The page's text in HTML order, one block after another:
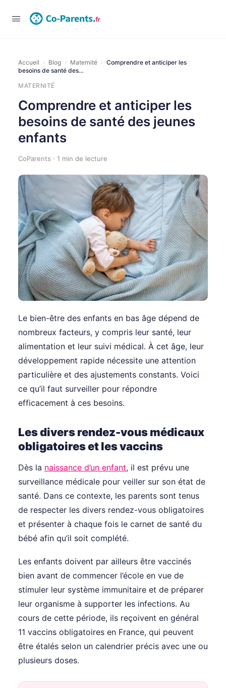
Accueil › Blog › Maternité › Comprendre et anticiper les
besoins de santé des…
MATERNITÉ
Comprendre et anticiper les
besoins de santé des jeunes
enfants
CoParents · 1 min de lecture
Le bien-être des enfants en bas âge dépend de
nombreux facteurs, y compris leur santé, leur
alimentation et leur suivi médical. À cet âge, leur
développement rapide nécessite une attention
particulière et des ajustements constants. Voici
ce qu’il faut surveiller pour répondre
efficacement à ces besoins.
Les divers rendez-vous médicaux
obligatoires et les vaccins
Dès la naissance d’un enfant, il est prévu une
surveillance médicale pour veiller sur son état de
santé. Dans ce contexte, les parents sont tenus
de respecter les divers rendez-vous obligatoires
et présenter à chaque fois le carnet de santé du
bébé afin qu’il soit complété.
Les enfants doivent par ailleurs être vaccinés
bien avant de commencer l’école en vue de
stimuler leur système immunitaire et de préparer
leur organisme à supporter les infections. Au
cours de cette période, ils reçoivent en général
11 vaccins obligatoires en France, qui peuvent
être étalés selon un calendrier précis avec une ou
plusieurs doses.